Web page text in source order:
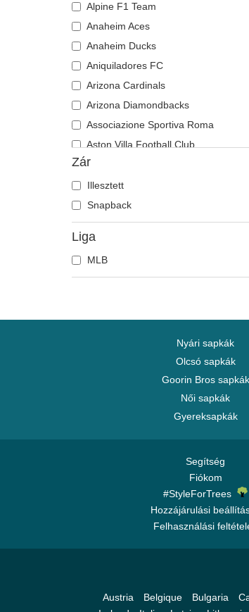
Alpine F1 Team
Anaheim Aces
Anaheim Ducks
Aniquiladores FC
Arizona Cardinals
Arizona Diamondbacks
Associazione Sportiva Roma
Aston Villa Football Club
Atlanta Braves
Atlanta Falcons
Boston Bruins
Boston Celtics
Boston Red Sox
Brooklyn Nets
Chicago Bears
Chicago Blackhawks
Detroit Pistons
Zár
Illesztett
Snapback
Liga
MLB
Nyári sapkák
Olcsó sapkák
Goorin Bros sapkák
Női sapkák
Gyereksapkák
Segítség
Fiókom
#StyleForTrees
Hozzájárulási
Felhasználási
Austria Belgique Bulgaria